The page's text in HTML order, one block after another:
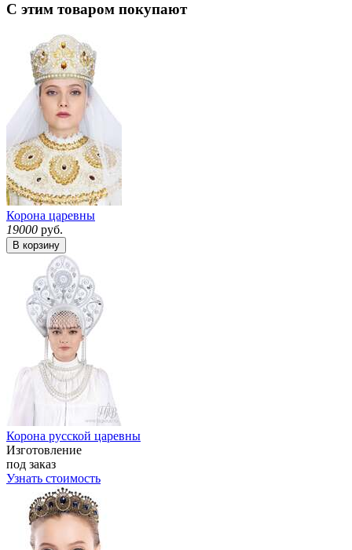
С этим товаром покупают
Корона царевны
19000 руб.
В корзину
Корона русской царевны
Изготовление
под заказ
Узнать стоимость